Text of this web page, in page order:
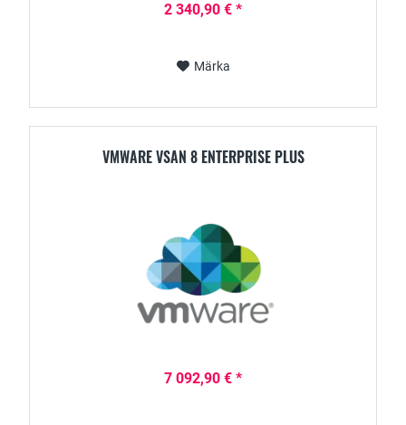
2 340,90 € *
Märka
VMWARE VSAN 8 ENTERPRISE PLUS
7 092,90 € *